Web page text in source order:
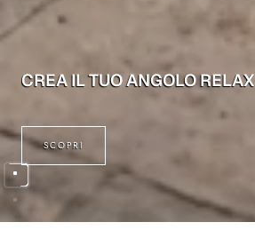
CREA IL TUO ANGOLO RELAX
SCOPRI